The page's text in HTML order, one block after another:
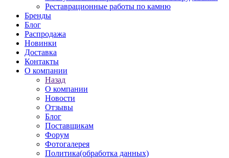
Реставрационные работы по камню
Бренды
Блог
Распродажа
Новинки
Доставка
Контакты
О компании
Назад
О компании
Новости
Отзывы
Блог
Поставщикам
Форум
Фотогалерея
Политика(обработка данных)